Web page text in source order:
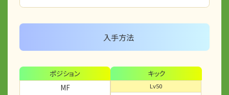
入手方法
ポジション
MF
キック
Lv50